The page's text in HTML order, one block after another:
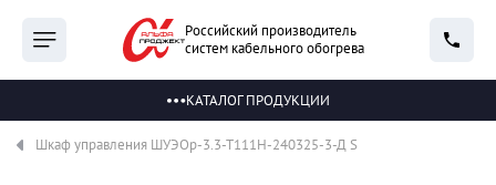
Российский производитель
систем кабельного обогрева
КАТАЛОГ ПРОДУКЦИИ
Шкаф управления ШУЭОр-3.3-Т111Н-240325-3-Д S